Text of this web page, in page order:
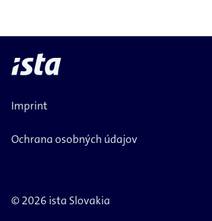
Imprint
Ochrana osobných údajov
© 2026 ista Slovakia